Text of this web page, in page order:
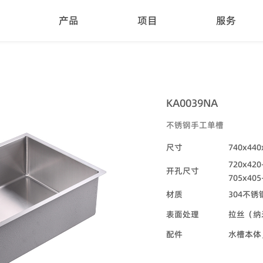
产品 项目 服务
KA0039NA
不锈钢手工单槽
尺寸
开孔尺寸
材质
304不锈
表面处理
拉丝（
配件
水槽本